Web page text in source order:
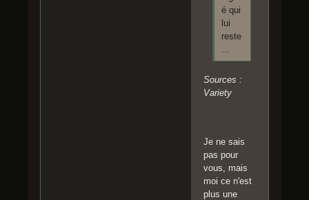
é qui
lui
reste
Sources :
Variety
Je ne sais
pas pour
vous, mais
moi ce n'est
plus une